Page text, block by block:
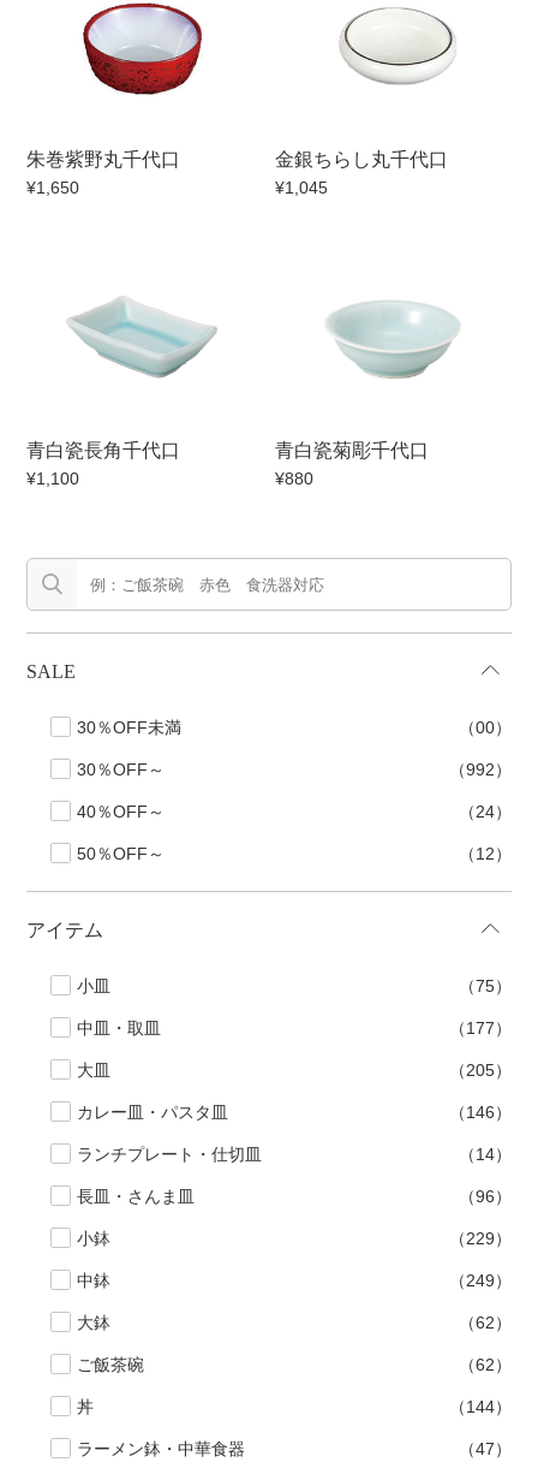
小抹茶碗 ゆったり碗
徳利・盃 徳利
そば徳利
価格
500円未満 100円～
1,500円〜 2,000円〜 2,500円〜
ブランド・窯名・作家名
カラー
素材
機能性
柄
朱巻紫野丸千代口
¥1,650
金銀ちらし丸千代口
¥1,045
青白瓷長角千代口
¥1,100
青白瓷菊彫千代口
¥880
SALE
30％OFF未満 （00）
30％OFF～ （992）
40％OFF～ （24）
50％OFF～ （12）
アイテム
小皿 （75）
中皿・取皿 （177）
大皿 （205）
カレー皿・パスタ皿 （146）
ランチプレート・仕切皿 （14）
長皿・さんま皿 （96）
小鉢 （229）
中鉢 （249）
大鉢 （62）
ご飯茶碗 （62）
丼 （144）
ラーメン鉢・中華食器 （47）